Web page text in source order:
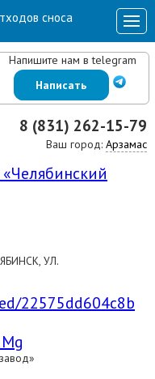
Напишите нам в telegram
Написать
8 (831) 262-15-79
Ваш город: Арзамас
сноса
УЛ.
22575dd604c8b